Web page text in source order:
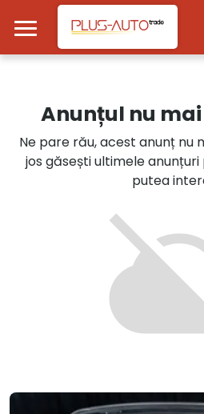
Mergi direct la conținutul principal
Autoturisme
Motociclete
Autoutilitare
Alte tipuri vehicule
Anunțul nu
Ne pare rău, acest anunț nu
jos găsești ultimele
putea